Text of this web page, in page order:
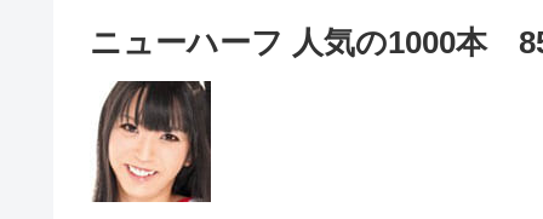
ニューハーフ 人気の1000本